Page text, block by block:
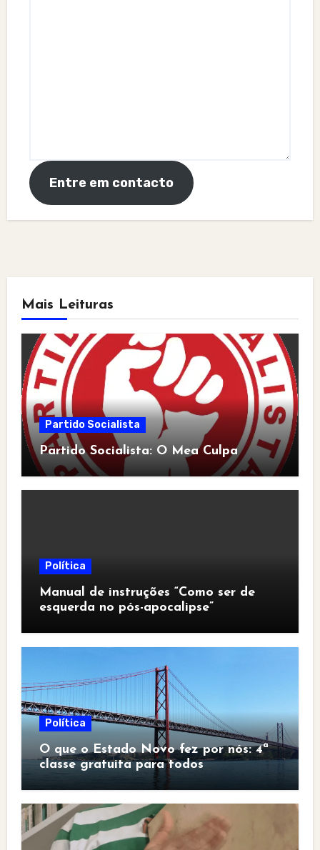
Entre em contacto
Mais Leituras
Partido Socialista
Partido Socialista: O Mea Culpa
Política
Manual de instruções “Como ser de
esquerda no pós-apocalipse”
Política
O que o Estado Novo fez por nós: 4ª
classe gratuita para todos